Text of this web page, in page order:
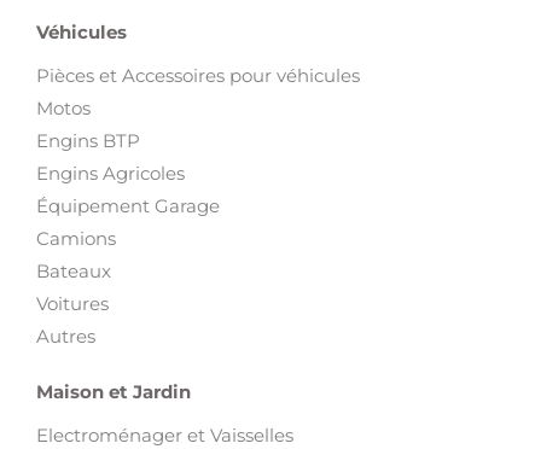
Véhicules
Pièces et Accessoires pour véhicules
Motos
Engins BTP
Engins Agricoles
Équipement Garage
Camions
Bateaux
Voitures
Autres
Maison et Jardin
Electroménager et Vaisselles